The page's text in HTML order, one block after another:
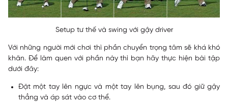
Setup tư thế và swing với gậy driver
Với những người mới chơi thì phần chuyển trọng tâm sẽ khá khó
khăn. Để làm quen với phần này thì bạn hãy thực hiện bài tập
dưới đây:
Đặt một tay lên ngực và một tay lên bụng, sau đó giữ gậy
thẳng và áp sát vào cơ thể.